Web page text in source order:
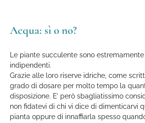
Acqua: sì o no?
Le piante succulente sono
indipendenti.
Grazie alle loro riserve idriche, come
grado di dosare per molto tempo la
disposizione. E’ però sbagliatissimo
non fidatevi di chi vi dice di dimenticarvi
pianta oppure di innaffiarla spesso